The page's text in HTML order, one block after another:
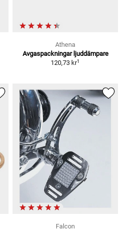
Athena
Avgaspackningar ljuddämpare
120,73 kr1
Falcon